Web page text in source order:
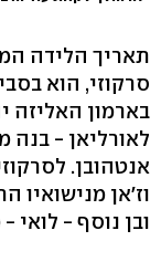
תאריך הלידה
בארמון האליזה
לאורליאן - בנה
אנטהובן.
וז'אן מנישואיו
ובן נוסף - לואי